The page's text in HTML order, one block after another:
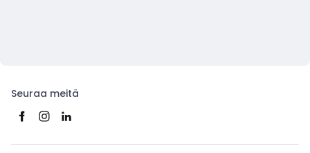
Seuraa meitä